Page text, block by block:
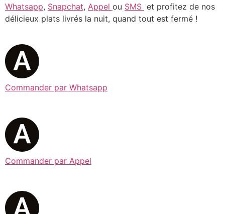
Whatsapp, Snapchat, Appel ou SMS et profitez de nos
délicieux plats livrés la nuit, quand tout est fermé !
Commander par Whatsapp
Commander par Appel